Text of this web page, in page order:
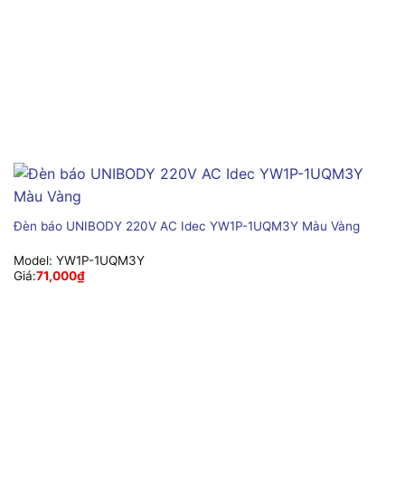
Đèn báo UNIBODY 220V AC Idec YW1P-1UQM3Y Màu Vàng
Model: YW1P-1UQM3Y
Giá:71,000₫